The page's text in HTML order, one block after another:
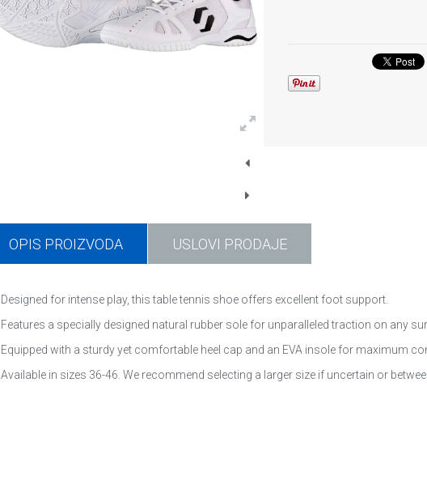
OPIS PROIZVODA USLOVI PRODAJE
Designed for intense play, this table tennis shoe offers excellent foot support.
Features a specially designed natural rubber sole for unparalleled traction on any
Equipped with a sturdy yet comfortable heel cap and an EVA insole for maximum
Available in sizes 36-46. We recommend selecting a larger size if uncertain or